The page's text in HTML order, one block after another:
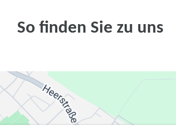
So finden Sie zu uns